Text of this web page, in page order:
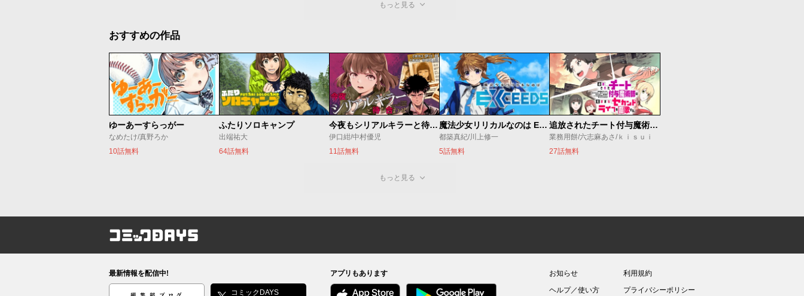
もっと見る
おすすめの作品
ゆーあーすらっがー
なめたけ/真野ろか
10話無料
ふたりソロキャンプ
出端祐大
64話無料
今夜もシリアルキラーと待ち合わせ
伊口紺/中村優児
11話無料
魔法少女リリカルなのは EXCEEDS
都築真紀/川上修一
5話無料
追放されたチート付与魔術師は気ままなセカンドライフを謳歌する。 ～俺は武器だけじゃなく、あらゆるものに『強化ポイント』を付与できるし、俺の意思でいつでも効果を解除できるけど、残った人たち大丈夫？～
業務用餅/六志麻あさ/ｋｉｓｕｉ
27話無料
もっと見る
コミックDAYS
最新情報を配信中!
編集部ブログ コミックDAYS
アプリもあります
お知らせ
ヘルプ／使い方
利用規約
プライバシーポリシー